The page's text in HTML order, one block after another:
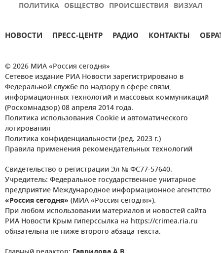
ПОЛИТИКА ОБЩЕСТВО ПРОИСШЕСТВИЯ ВИЗУАЛ
НОВОСТИ ПРЕСС-ЦЕНТР РАДИО КОНТАКТЫ
© 2026 МИА «Россия сегодня»
Сетевое издание РИА Новости зарегистрировано в
Федеральной службе по надзору в сфере связи,
информационных технологий и массовых коммуникаций
(Роскомнадзор) 08 апреля 2014 года.
Политика использования Cookie и автоматического
логирования
Политика конфиденциальности (ред. 2023 г.)
Правила применения рекомендательных технологий
Свидетельство о регистрации Эл № ФС77-57640.
Учредитель: Федеральное государственное унитарное
предприятие Международное информационное агентство
«Россия сегодня» (МИА «Россия сегодня»).
При любом использовании материалов и новостей сайта
РИА Новости Крым гиперссылка на https://crimea.ria.ru
обязательна не ниже второго абзаца текста.